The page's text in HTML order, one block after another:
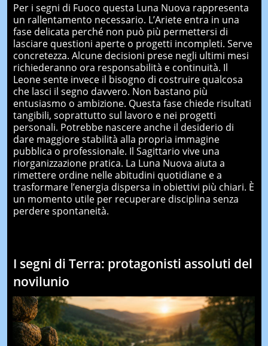
Per i segni di Fuoco questa Luna Nuova rappresenta
un rallentamento necessario. L’Ariete entra in una
fase delicata perché non può più permettersi di
lasciare questioni aperte o progetti incompleti. Serve
concretezza. Alcune decisioni prese negli ultimi mesi
richiederanno ora responsabilità e continuità. Il
Leone sente invece il bisogno di costruire qualcosa
che lasci il segno davvero. Non bastano più
entusiasmo o ambizione. Questa fase chiede risultati
tangibili, soprattutto sul lavoro e nei progetti
personali. Potrebbe nascere anche il desiderio di
dare maggiore stabilità alla propria immagine
pubblica o professionale. Il Sagittario vive una
riorganizzazione pratica. La Luna Nuova aiuta a
rimettere ordine nelle abitudini quotidiane e a
trasformare l’energia dispersa in obiettivi più chiari. È
un momento utile per recuperare disciplina senza
perdere spontaneità.
I segni di Terra: protagonisti assoluti del
novilunio